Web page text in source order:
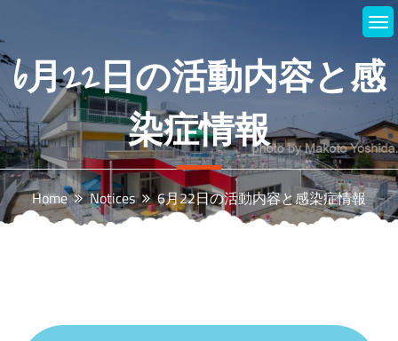
content
6月22日の活動内容と感
染症情報
Home Notices 6月22日の活動内容と感染症情報